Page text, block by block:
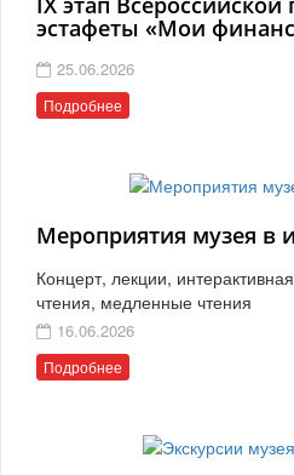
эстафеты «Мои
25.06.2026
Подробнее
Мероприятия музея в
Концерт, лекции,
чтения, медленные чтения
16.06.2026
Подробнее